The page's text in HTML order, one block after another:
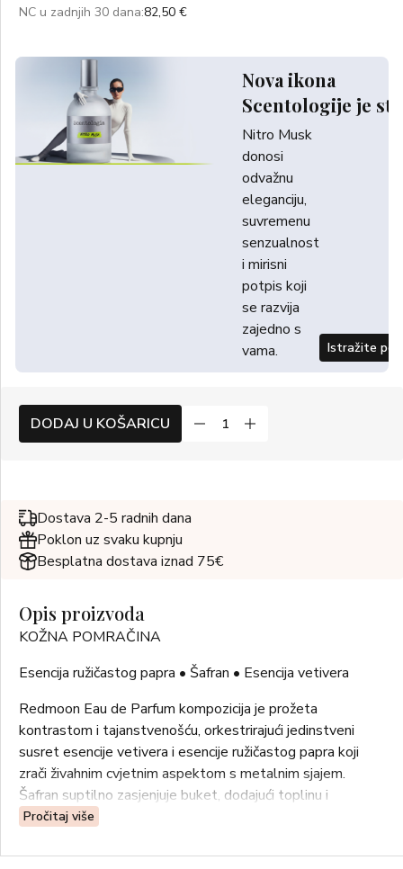
NC u zadnjih 30 dana:82,50 €
Nova ikona
Scentologije je
Nitro Musk
donosi
odvažnu
eleganciju,
suvremenu
senzualnost
i mirisni
potpis koji
se razvija
zajedno s
vama.
Istražite
DODAJ U KOŠARICU
Dostava 2-5 radnih dana
Poklon uz svaku kupnju
Besplatna dostava iznad 75€
Opis proizvoda
KOŽNA POMRAČINA
Esencija ružičastog papra • Šafran • Esencija vetivera
Redmoon Eau de Parfum kompozicija je prožeta
kontrastom i tajanstvenošću, orkestrirajući jedinstveni
susret esencije vetivera i esencije ružičastog papra koji
zrači živahnim cvjetnim aspektom s metalnim sjajem.
Šafran suptilno zasjenjuje buket, dodajući toplinu i
intenzitet zadivljujućem rasporedu zvijezda.
GORNJE NOTE: esencija ružičastog papra, esencija
Pročitaj više